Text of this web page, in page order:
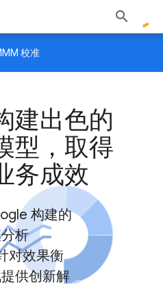
校准
建出色的
型，取得
务成效
构建的
析
对效果衡
供创新解